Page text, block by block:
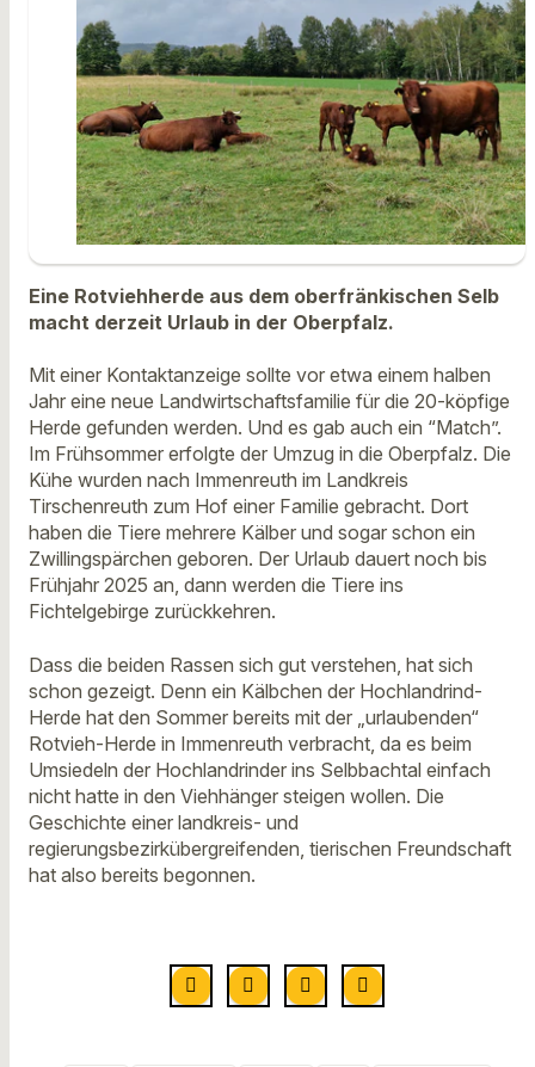
Eine Rotviehherde aus dem oberfränkischen Selb
macht derzeit Urlaub in der Oberpfalz.
Mit einer Kontaktanzeige sollte vor etwa einem halben
Jahr eine neue Landwirtschaftsfamilie für die 20-köpfige
Herde gefunden werden. Und es gab auch ein “Match”.
Im Frühsommer erfolgte der Umzug in die Oberpfalz. Die
Kühe wurden nach Immenreuth im Landkreis
Tirschenreuth zum Hof einer Familie gebracht. Dort
haben die Tiere mehrere Kälber und sogar schon ein
Zwillingspärchen geboren. Der Urlaub dauert noch bis
Frühjahr 2025 an, dann werden die Tiere ins
Fichtelgebirge zurückkehren.
Dass die beiden Rassen sich gut verstehen, hat sich
schon gezeigt. Denn ein Kälbchen der Hochlandrind-
Herde hat den Sommer bereits mit der „urlaubenden“
Rotvieh-Herde in Immenreuth verbracht, da es beim
Umsiedeln der Hochlandrinder ins Selbbachtal einfach
nicht hatte in den Viehhänger steigen wollen. Die
Geschichte einer landkreis- und
regierungsbezirkübergreifenden, tierischen Freundschaft
hat also bereits begonnen.